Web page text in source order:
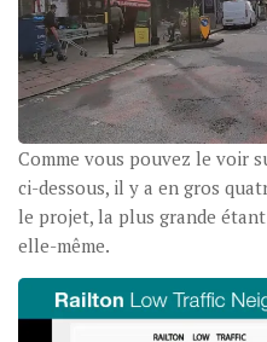
Comme vous pouvez le voir
ci-dessous, il y a en gros
le projet, la plus grande
elle-même.